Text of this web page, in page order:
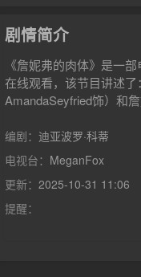
剧情简介
《詹妮弗的肉体》是一
在线观看，该节目讲述
AmandaSeyfried饰）和
学校啦啦队队长，风光无
鬼壶小镇。某晚，一支名
一间酒吧MelodyLane演
始，酒吧即发生严重火灾
的詹妮弗被乐队成员拉进
编剧： 迪亚波罗·科蒂
电视台： MeganFox
更新： 2025-10-31 11:06
提醒：